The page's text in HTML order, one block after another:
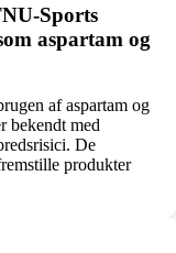
Sports
aspartam og
af aspartam og
bekendt med
De
produkter